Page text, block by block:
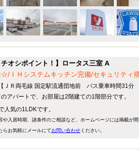
チオシポイント！】ロータス三室 A
ＩＨシステムキッチン完備/セキュリティ
ＪＲ両毛線 国定駅流通団地前 バス乗車時間31分
アパートで、お部屋は2階建ての1階部分です。
人気の1LDKです。
入居時期、諸条件のご相談など、ホームページには掲載が
らお気軽にメールにてお問い合わせください。